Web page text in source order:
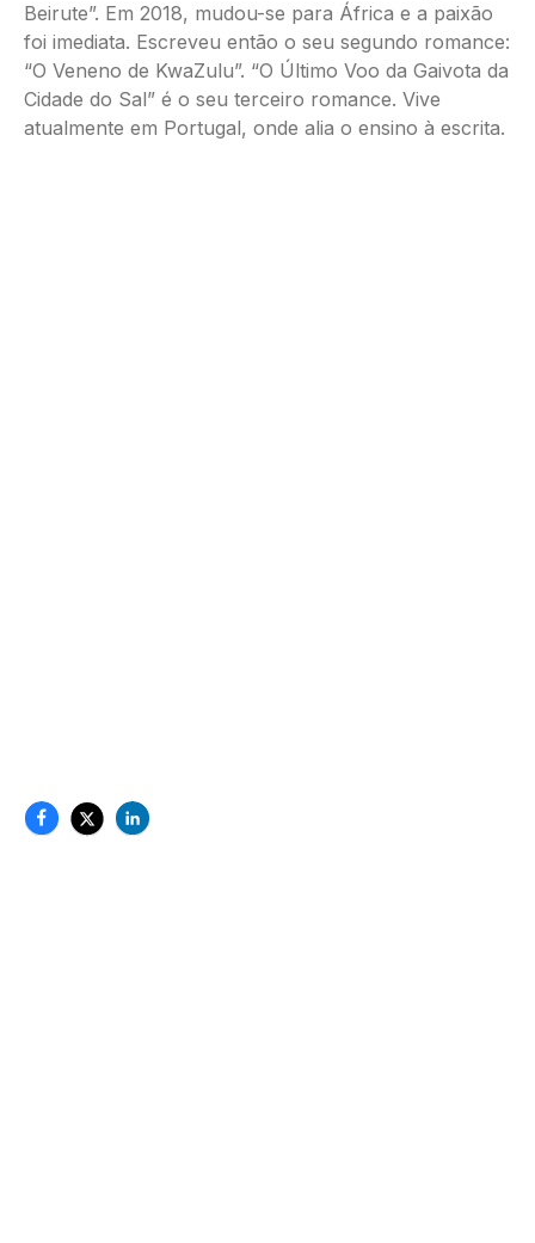
Beirute”. Em 2018, mudou-se para África e a paixão
foi imediata. Escreveu então o seu segundo romance:
“O Veneno de KwaZulu”. “O Último Voo da Gaivota da
Cidade do Sal” é o seu terceiro romance. Vive
atualmente em Portugal, onde alia o ensino à escrita.